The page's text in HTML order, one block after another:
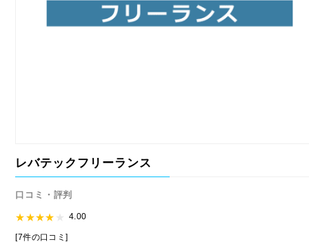
レバテックフリーランス
口コミ・評判
4.00
[7件の口コミ]